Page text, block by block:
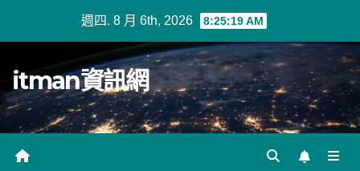
週四. 8 月 6th, 2026 8:25:20 AM
itman資訊網